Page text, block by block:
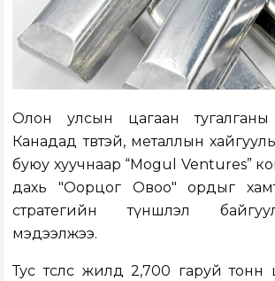
Олон улсын цагаан тугалганы
Канадад төвтэй, металлын
буюу хуучнаар “Mogul Ventures”
дахь "Оорцог Овоо" ордыг
стратегийн түншлэл
мэдээлжээ.
Тус төслөөс жилд 2,700 гаруй тонн